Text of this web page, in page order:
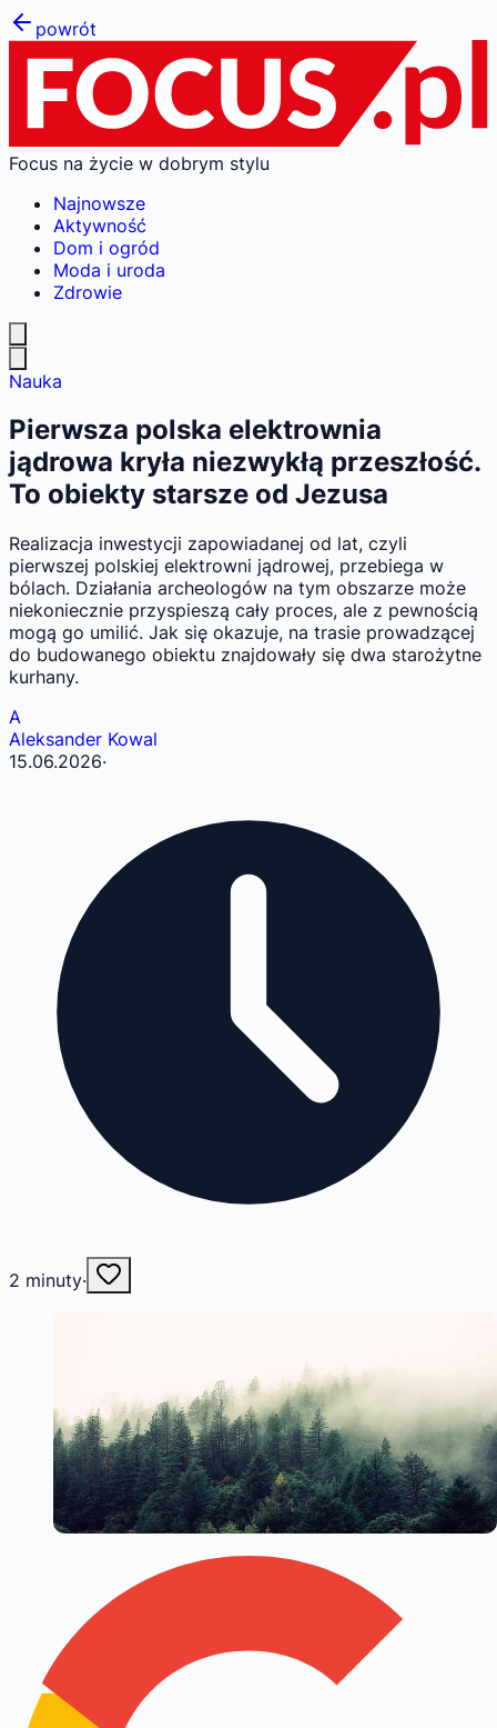
powrót
Focus na życie w dobrym stylu
Najnowsze
Aktywność
Dom i ogród
Moda i uroda
Zdrowie
Nauka
Pierwsza polska elektrownia
jądrowa kryła niezwykłą przeszłość.
To obiekty starsze od Jezusa
Realizacja inwestycji zapowiadanej od lat, czyli
pierwszej polskiej elektrowni jądrowej, przebiega w
bólach. Działania archeologów na tym obszarze może
niekoniecznie przyspieszą cały proces, ale z pewnością
mogą go umilić. Jak się okazuje, na trasie prowadzącej
do budowanego obiektu znajdowały się dwa starożytne
kurhany.
A
Aleksander Kowal
15.06.2026·
2 minuty·